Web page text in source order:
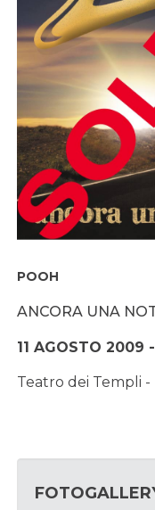
POOH
ANCORA UNA
11 AGOSTO 2009
Teatro dei Templi